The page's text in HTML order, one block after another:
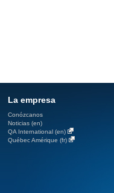
La empresa
Conózcanos
Noticias (en)
QA International (en)
Québec Amérique (fr)